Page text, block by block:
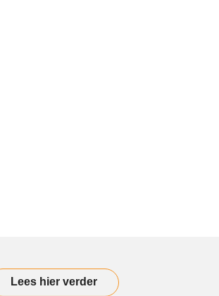
Lees hier verder